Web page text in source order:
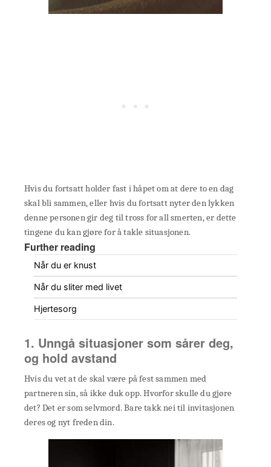
Hvis du fortsatt holder fast i håpet om at dere to en dag
skal bli sammen, eller hvis du fortsatt nyter den lykken
denne personen gir deg til tross for all smerten, er dette
tingene du kan gjøre for å takle situasjonen.
Further reading
Når du er knust
Når du sliter med livet
Hjertesorg
1. Unngå situasjoner som sårer deg,
og hold avstand
Hvis du vet at de skal være på fest sammen med
partneren sin, så ikke duk opp. Hvorfor skulle du gjøre
det? Det er som selvmord. Bare takk nei til invitasjonen
deres og nyt freden din.